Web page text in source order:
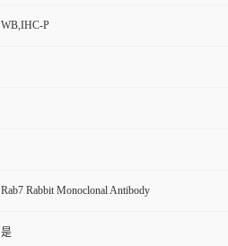
WB,IHC-P
Rab7 Rabbit Monoclonal Antibody
是